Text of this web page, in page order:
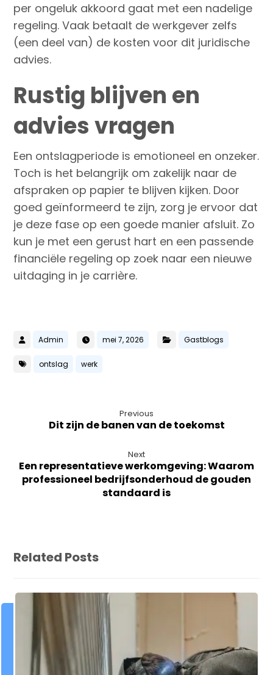
per ongeluk akkoord gaat met een nadelige
regeling. Vaak betaalt de werkgever zelfs
(een deel van) de kosten voor dit juridische
advies.
Rustig blijven en
advies vragen
Een ontslagperiode is emotioneel en onzeker.
Toch is het belangrijk om zakelijk naar de
afspraken op papier te blijven kijken. Door
goed geïnformeerd te zijn, zorg je ervoor dat
je deze fase op een goede manier afsluit. Zo
kun je met een gerust hart en een passende
financiële regeling op zoek naar een nieuwe
uitdaging in je carrière.
Admin mei 7, 2026 Gastblogs
ontslag werk
Previous
Dit zijn de banen van de toekomst
Next
Een representatieve werkomgeving: Waarom
professioneel bedrijfsonderhoud de gouden
standaard is
Related Posts